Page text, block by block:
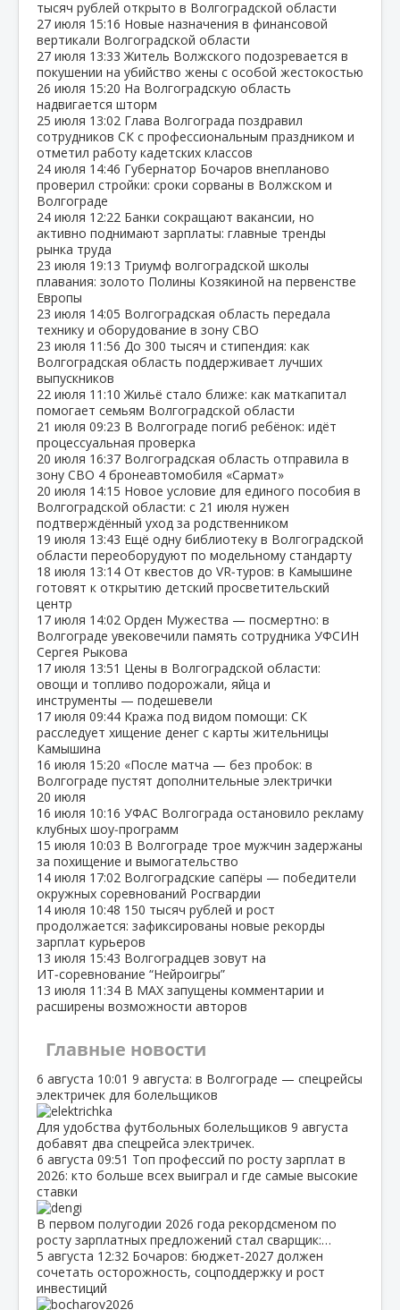
тысяч рублей открыто в Волгоградской области
27 июля 15:16 Новые назначения в финансовой
вертикали Волгоградской области
27 июля 13:33 Житель Волжского подозревается в
покушении на убийство жены с особой жестокостью
26 июля 15:20 На Волгоградскую область
надвигается шторм
25 июля 13:02 Глава Волгограда поздравил
сотрудников СК с профессиональным праздником и
отметил работу кадетских классов
24 июля 14:46 Губернатор Бочаров внепланово
проверил стройки: сроки сорваны в Волжском и
Волгограде
24 июля 12:22 Банки сокращают вакансии, но
активно поднимают зарплаты: главные тренды
рынка труда
23 июля 19:13 Триумф волгоградской школы
плавания: золото Полины Козякиной на первенстве
Европы
23 июля 14:05 Волгоградская область передала
технику и оборудование в зону СВО
23 июля 11:56 До 300 тысяч и стипендия: как
Волгоградская область поддерживает лучших
выпускников
22 июля 11:10 Жильё стало ближе: как маткапитал
помогает семьям Волгоградской области
21 июля 09:23 В Волгограде погиб ребёнок: идёт
процессуальная проверка
20 июля 16:37 Волгоградская область отправила в
зону СВО 4 бронеавтомобиля «Сармат»
20 июля 14:15 Новое условие для единого пособия в
Волгоградской области: с 21 июля нужен
подтверждённый уход за родственником
19 июля 13:43 Ещё одну библиотеку в Волгоградской
области переоборудуют по модельному стандарту
18 июля 13:14 От квестов до VR‑туров: в Камышине
готовят к открытию детский просветительский
центр
17 июля 14:02 Орден Мужества — посмертно: в
Волгограде увековечили память сотрудника УФСИН
Сергея Рыкова
17 июля 13:51 Цены в Волгоградской области:
овощи и топливо подорожали, яйца и
инструменты — подешевели
17 июля 09:44 Кража под видом помощи: СК
расследует хищение денег с карты жительницы
Камышина
16 июля 15:20 «После матча — без пробок: в
Волгограде пустят дополнительные электрички
20 июля
16 июля 10:16 УФАС Волгограда остановило рекламу
клубных шоу‑программ
15 июля 10:03 В Волгограде трое мужчин задержаны
за похищение и вымогательство
14 июля 17:02 Волгоградские сапёры — победители
окружных соревнований Росгвардии
14 июля 10:48 150 тысяч рублей и рост
продолжается: зафиксированы новые рекорды
зарплат курьеров
13 июля 15:43 Волгоградцев зовут на
ИТ‑соревнование “Нейроигры”
13 июля 11:34 В МАХ запущены комментарии и
расширены возможности авторов
Главные новости
6 августа 10:01 9 августа: в Волгограде — спецрейсы
электричек для болельщиков
Для удобства футбольных болельщиков 9 августа
добавят два спецрейса электричек.
6 августа 09:51 Топ профессий по росту зарплат в
2026: кто больше всех выиграл и где самые высокие
ставки
В первом полугодии 2026 года рекордсменом по
росту зарплатных предложений стал сварщик:…
5 августа 12:32 Бочаров: бюджет‑2027 должен
сочетать осторожность, соцподдержку и рост
инвестиций